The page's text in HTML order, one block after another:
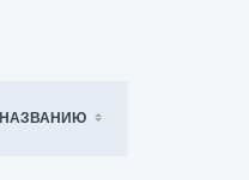
НАЗВАНИЮ